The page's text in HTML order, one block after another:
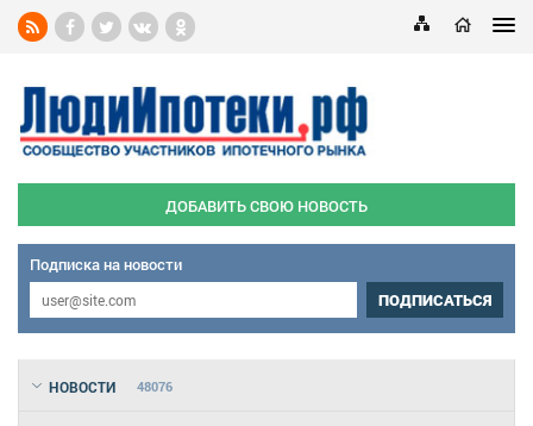
ДОБАВИТЬ СВОЮ НОВОСТЬ
Подписка на новости
ПОДПИСАТЬСЯ
НОВОСТИ 48076